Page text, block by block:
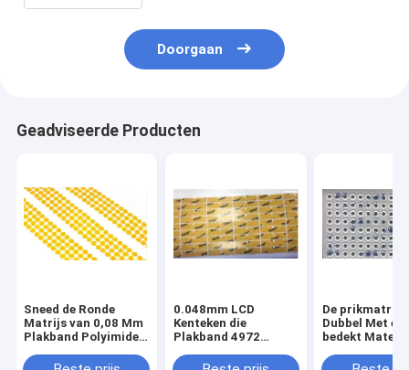
Doorgaan
Geadviseerde Producten
Sneed de Ronde
Matrijs van 0,08 Mm
Plakband Polyimide
0.048mm LCD
Kenteken die
Plakband 4972
Samenstellingsmateriaal
De prikmatrijs
Dubbel Met
bedekt
Weefselband